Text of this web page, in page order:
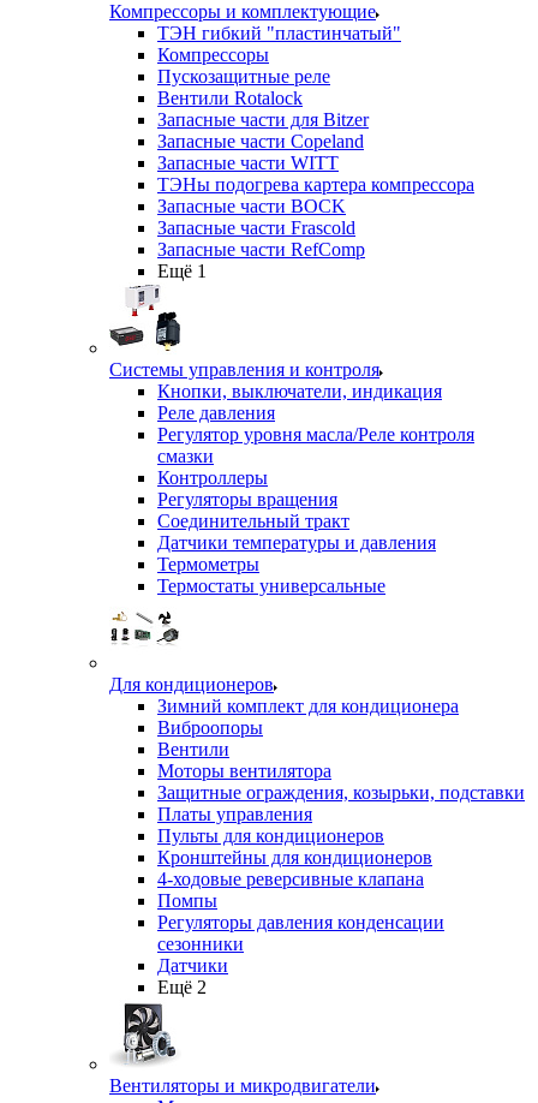
Компрессоры и комплектующие
ТЭН гибкий "пластинчатый"
Компрессоры
Пускозащитные реле
Вентили Rotalock
Запасные части для Bitzer
Запасные части Copeland
Запасные части WITT
ТЭНы подогрева картера компрессора
Запасные части BOCK
Запасные части Frascold
Запасные части RefComp
Ещё 1
Системы управления и контроля
Кнопки, выключатели, индикация
Реле давления
Регулятор уровня масла/Реле контроля
смазки
Контроллеры
Регуляторы вращения
Соединительный тракт
Датчики температуры и давления
Термометры
Термостаты универсальные
Для кондиционеров
Зимний комплект для кондиционера
Виброопоры
Вентили
Моторы вентилятора
Защитные ограждения, козырьки, подставки
Платы управления
Пульты для кондиционеров
Кронштейны для кондиционеров
4-ходовые реверсивные клапана
Помпы
Регуляторы давления конденсации
сезонники
Датчики
Ещё 2
Вентиляторы и микродвигатели